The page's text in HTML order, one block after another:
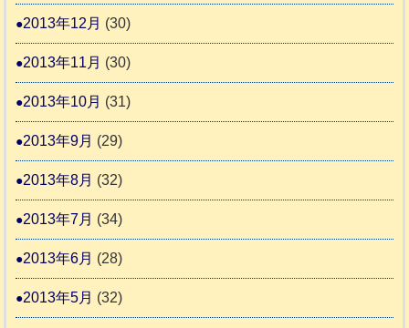
2013年12月 (30)
2013年11月 (30)
2013年10月 (31)
2013年9月 (29)
2013年8月 (32)
2013年7月 (34)
2013年6月 (28)
2013年5月 (32)